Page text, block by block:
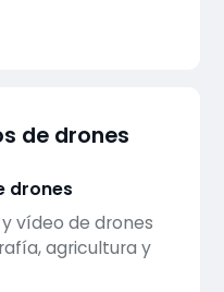
de drones
drones
vídeo de drones
agricultura y